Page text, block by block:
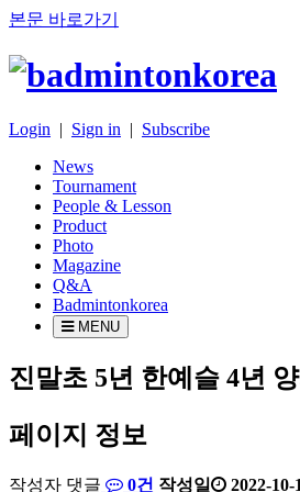
본문 바로가기
Login | Sign in | Subscribe
News
Tournament
People & Lesson
Product
Photo
Magazine
Q&A
Badmintonkorea
MENU
tournament
진말초 5년 한예슬 4년
페이지 정보
작성자배댓글 0건 작성일 2022-10-